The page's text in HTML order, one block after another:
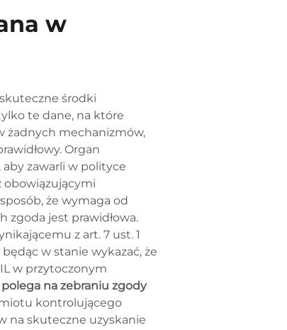
w
środki
te dane, na które
żadnych mechanizmów,
Organ
zawarli w polityce
obowiązującymi
że wymaga od
zgoda jest prawidłowa.
z art. 7 ust. 1
w stanie wykazać, że
w przytoczonym
na zebraniu zgody
kontrolującego
na skuteczne uzyskanie